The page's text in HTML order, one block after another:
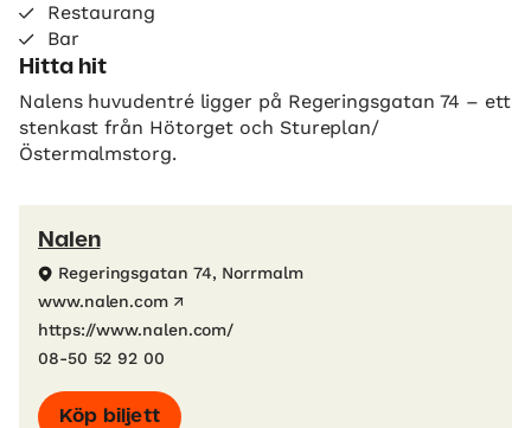
Restaurang
Bar
Hitta hit
Nalens huvudentré ligger på Regeringsgatan 74 – ett
stenkast från Hötorget och Stureplan/
Östermalmstorg.
Nalen
Regeringsgatan 74, Norrmalm
www.nalen.com
https://www.nalen.com/
08-50 52 92 00
Köp biljett